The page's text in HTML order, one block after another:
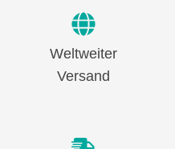
Weltweiter
Versand